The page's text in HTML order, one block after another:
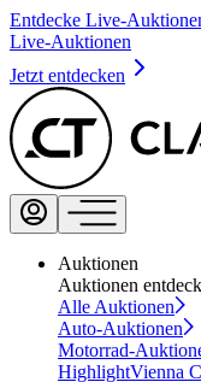
Entdecke Live-
Live-Auktionen
Jetzt entdecken
Auktionen
Auktionen
Alle Auktionen
Auto-Auktionen
Motorrad-
HighlightVienna